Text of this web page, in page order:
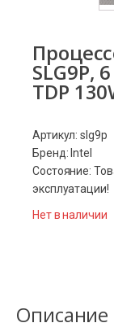
SLG9P,
TDP
Артикул: slg9p
Бренд: Intel
Состояние:
эксплуатации!
Нет в наличии
Описание